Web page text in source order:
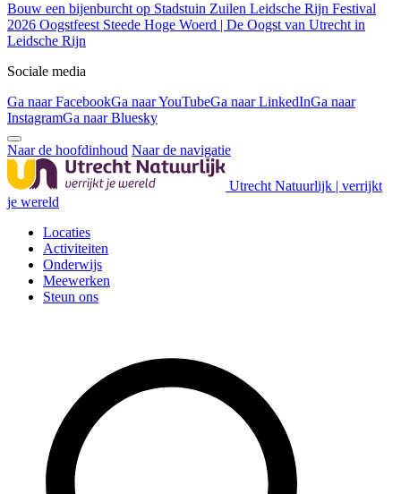
Bouw een bijenburcht op Stadstuin Zuilen Leidsche Rijn Festival
2026 Oogstfeest Steede Hoge Woerd | De Oogst van Utrecht in
Leidsche Rijn
Sociale media
Ga naar FacebookGa naar YouTubeGa naar LinkedInGa naar
InstagramGa naar Bluesky
Naar de hoofdinhoud Naar de navigatie
Utrecht Natuurlijk | verrijkt
je wereld
Locaties
Activiteiten
Onderwijs
Meewerken
Steun ons